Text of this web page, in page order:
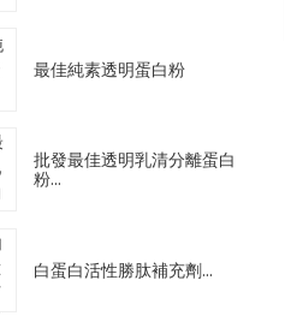
最佳純素透明蛋白粉
批發最佳透明乳清分離蛋白
粉...
白蛋白活性勝肽補充劑...